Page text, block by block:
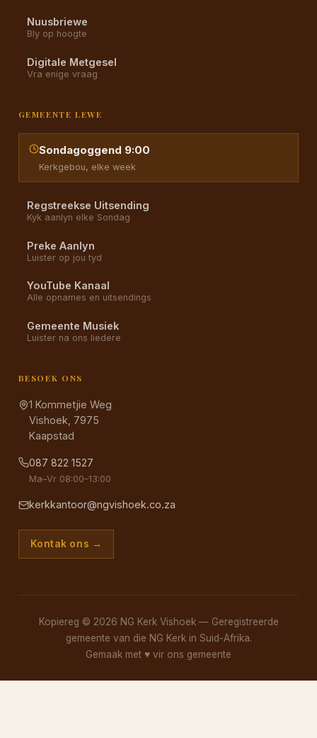
Nuusbriewe
Bly op hoogte
Digitale Metgesel
Vra enige vraag
GEMEENTE LEWE
Sondagoggend 9:00
Kerkgebou, elke week
Regstreekse Uitsending
Kyk aanlyn elke Sondag
Preke Aanlyn
Luister op jou tyd
YouTube Kanaal
Alle opnames en uitsendings
Gemeente Musiek
Luister na ons liedere
BESOEK ONS
1 Kommetjie Weg
Vishoek, 7975
Kaapstad
087 822 1527
Ma–Vr 08:00–13:00
kerkkantoor@ngvishoek.co.za
Kontak ons →
Kopiereg © 2026 NG Kerk Vishoek — Geregistreerde
gemeente van die NG Kerk in Suid-Afrika.
Gemaak met ♥ vir ons gemeente